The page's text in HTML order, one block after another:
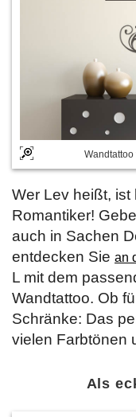
Wer Lev heißt, ist
Romantiker!
auch in Sachen
entdecken Sie an
L mit dem
Wandtattoo. Ob
Schränke: Das
vielen Farbtönen
Als